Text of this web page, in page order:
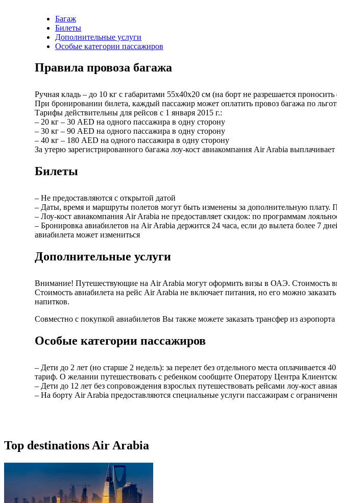
Багаж
Билеты
Дополнительные услуги
Особые категории пассажиров
Правила провоза багажа
Ручная кладь – до 10 кг с габаритами 55х40х20 см (на борт не разрешается
При бронировании билета, каждый пассажир может оплатить провоз багажа по
Тарифы действительны для рейсов с 1 января 2015 г.:
– 20 кг – 30 AED на одного пассажира в одну сторону
– 30 кг – 90 AED на одного пассажира в одну сторону
– 40 кг – 180 AED на одного пассажира в одну сторону
За утерю зарегистрированного багажа лоу-кост авиакомпания Air Arabia выплачивает
Билеты
– Не предоставляются с открытой датой
– Даты, время и маршруты полетов могут быть изменены за дополнительную
– Лоу-кост авиакомпания Air Arabia не предоставляет скидок: по программам
– Бронировка авиабилетов на Air Arabia держится 24 часа, если до вылета более 7
авиабилета может измениться
Дополнительные услуги
Внимание! Путешествующие на Air Arabia могут оформить визы в ОАЭ. Стоимость
Стоимость авиабилета на рейс Air Arabia не включает питания, но его можно
напитков.
Совместно с покупкой авиабилетов Вы также можете заказать трансфер из
Особые категории пассажиров
– Дети до 2 лет (но старше 2 недель): за перелет без отдельного места
тариф. О желании путешествовать с ребенком сообщите Оператору Центра
– Дети до 12 лет без сопровождения взрослых путешествовать рейсами лоу-кост
– На борту Air Arabia предоставляются специальные услуги пассажирам с
Top destinations Air Arabia